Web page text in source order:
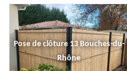
Pose de clôture 13 Bouches-du-
Rhône